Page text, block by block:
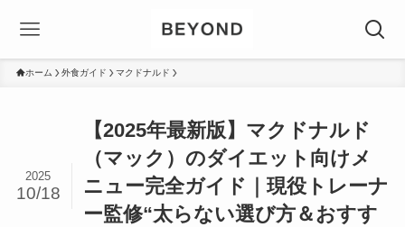
ホーム 外食ガイド マクドナルド
【2025年最新版】マクドナルド
（マック）のダイエット向けメ
ニュー完全ガイド｜現役トレーナ
ー監修“太らない選び方＆おすす
2025
10/18